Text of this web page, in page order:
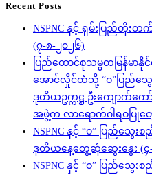
Recent Posts
NSPNC နှင့် ရှမ်းပြည်တိုး
(၇-၈-၂၀၂၆)
ပြည်ထောင်စုသမ္မတမြန်မာနို
အောင်လှိုင်ထံသို့ “ဝ”ပြည်သွေ
ဒုတိယဥက္ကဋ္ဌ ဦးကျောက်
အဖွဲ့က လာရောက်ဂါရဝပြုတွ
NSPNC နှင့် “ဝ” ပြည်သွေ
ဒုတိယနေ့တွေ့ဆုံဆွေးနွေး (၄-
NSPNC နှင့် “ဝ” ပြည်သွေ